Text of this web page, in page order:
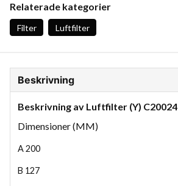
Relaterade kategorier
Filter Luftfilter
Beskrivning
Beskrivning av Luftfilter (Y) C20024
Dimensioner (MM)
A200
B 127